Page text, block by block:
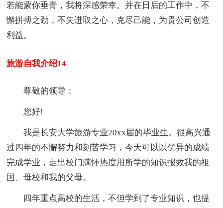
若能蒙你垂青，我将深感荣幸。并在日后的工作中，不
懈拼搏之劲，不失进取之心，克尽己能，为贵公司创造
利益。
旅游自我介绍14
尊敬的领导：
您好!
我是长安大学旅游专业20xx届的毕业生。很高兴通
过四年的不懈努力和刻苦学习，今天可以以优异的成绩
完成学业，走出校门满怀热度用所学的知识报效我的祖
国、母校和我的父母。
四年重点高校的生活，不但学到了专业知识，也提